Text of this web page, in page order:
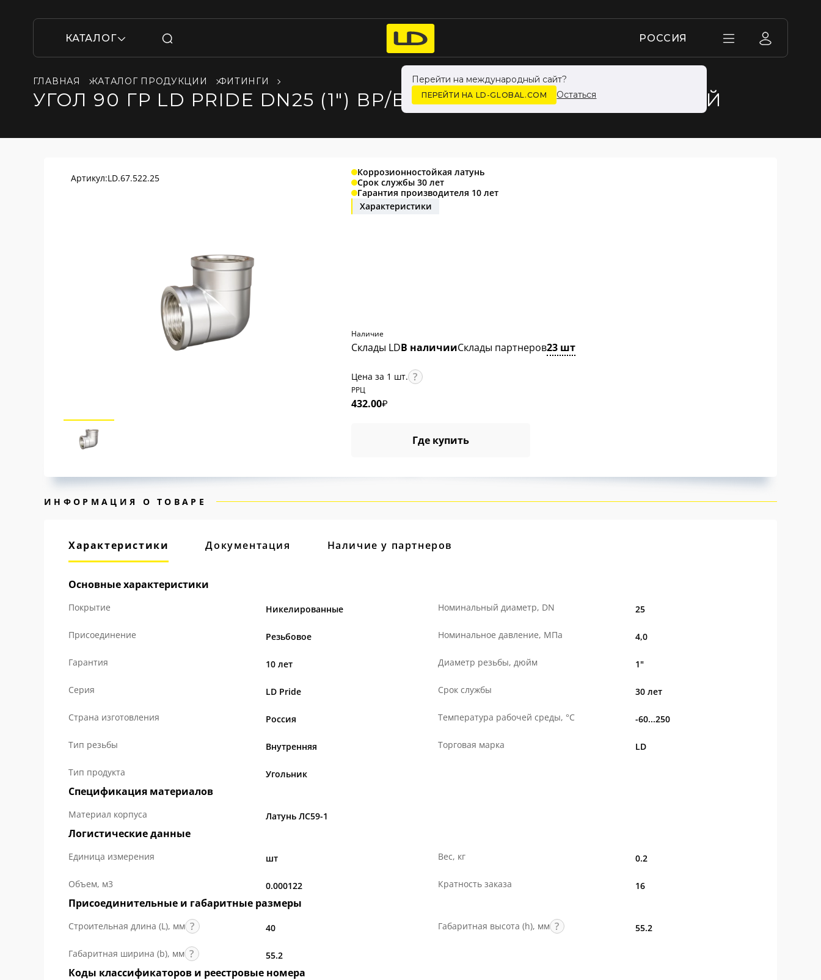
КАТАЛОГ РОССИЯ
Перейти на международный сайт?
ПЕРЕЙТИ НА LD-GLOBAL.COM Остаться
ГЛАВНАЯ КАТАЛОГ ПРОДУКЦИИ ФИТИНГИ
УГОЛ 90 ГР LD PRIDE DN25 (1") ВР/ВР ЛАТУНЬ НИКЕЛЬ С БИРКОЙ
Артикул:LD.67.522.25
Коррозионностойкая латунь
Срок службы 30 лет
Гарантия производителя 10 лет
Характеристики
Наличие
Склады LDВ наличииСклады партнеров23 шт
Цена за 1 шт.
РРЦ
432.00₽
Где купить
ИНФОРМАЦИЯ О ТОВАРЕ
Характеристики Документация Наличие у партнеров
Основные характеристики
Покрытие Никелированные Номинальный диаметр, DN 25
Присоединение Резьбовое Номинальное давление, МПа 4,0
Гарантия 10 лет Диаметр резьбы, дюйм 1"
Серия LD Pride Срок службы 30 лет
Страна изготовления Россия Температура рабочей среды, °С -60...250
Тип резьбы Внутренняя Торговая марка LD
Тип продукта Угольник
Спецификация материалов
Материал корпуса Латунь ЛС59-1
Логистические данные
Единица измерения шт Вес, кг 0.2
Объем, м3 0.000122 Кратность заказа 16
Присоединительные и габаритные размеры
Строительная длина (L), мм 40 Габаритная высота (h), мм 55.2
Габаритная ширина (b), мм 55.2
Коды классификаторов и реестровые номера